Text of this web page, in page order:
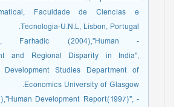
Faculdade de Ciencias e
Tecnologia-U.N.L, Lisbon, Portugal.
Farhadic (2004),"Human
and Regional Disparity in India",
Studies Department of
Economics University of Glasgow.
Development Report(1997)",